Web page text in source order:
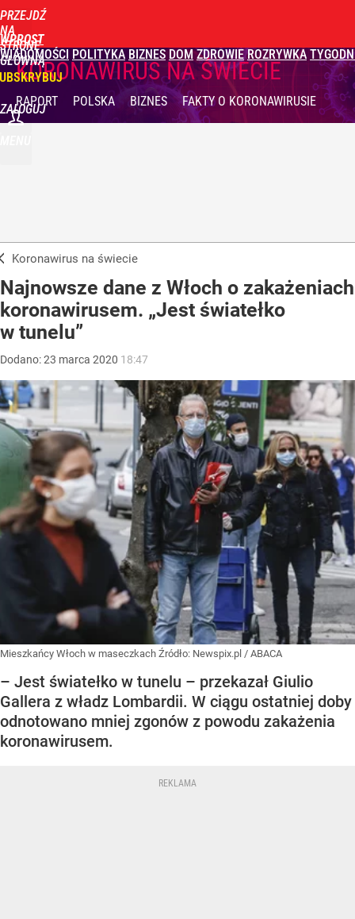
PRZEJDŹ
NA
STRONĘ
GŁÓWNĄ
WPROST
WIADOMOŚCI POLITYKA BIZNES DOM ZDROWIE ROZRYWKA
ZALOGUJ
KORONAWIRUS NA ŚWIECIE
RAPORT POLSKA BIZNES FAKTYO KORONAWIRUSIE
Koronawirus na świecie
Najnowsze dane z Włoch o zakażeniach
koronawirusem. „Jest światełko
w tunelu”
Dodano:23 marca 2020 18:47
Mieszkańcy Włoch w maseczkach Źródło: Newspix.pl / ABACA
– Jest światełko w tunelu – przekazał Giulio
Gallera z władz Lombardii. W ciągu ostatniej doby
odnotowano mniej zgonów z powodu zakażenia
koronawirusem.